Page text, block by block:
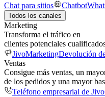
Chat para sitios
Chatbot
Todos los canales
Marketing
Transforma el tráfico en
clientes potenciales
JivoMarketingDevolución
Ventas
Consigue más ventas, un
de los pedidos y una mayor
Teléfono empresarial de